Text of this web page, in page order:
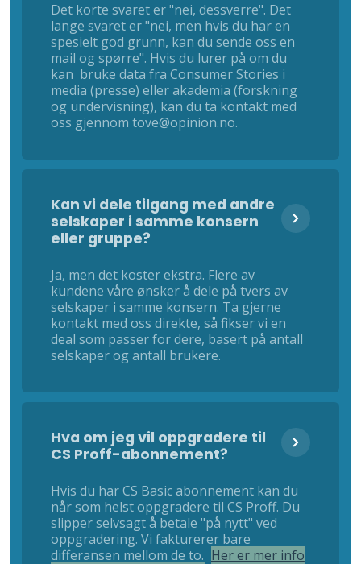
Det korte svaret er "nei, dessverre". Det
lange svaret er "nei, men hvis du har en
spesielt god grunn, kan du sende oss en
mail og spørre". Hvis du lurer på om du
kan bruke data fra Consumer Stories i
media (presse) eller akademia (forskning
og undervisning), kan du ta kontakt med
oss gjennom tove@opinion.no.
Kan vi dele tilgang med andre
selskaper i samme konsern
eller gruppe?
Ja, men det koster ekstra. Flere av
kundene våre ønsker å dele på tvers av
selskaper i samme konsern. Ta gjerne
kontakt med oss direkte, så fikser vi en
deal som passer for dere, basert på antall
selskaper og antall brukere.
Hva om jeg vil oppgradere til
CS Proff-abonnement?
Hvis du har CS Basic abonnement kan du
når som helst oppgradere til CS Proff. Du
slipper selvsagt å betale "på nytt" ved
oppgradering. Vi fakturerer bare
differansen mellom de to. Her er mer info